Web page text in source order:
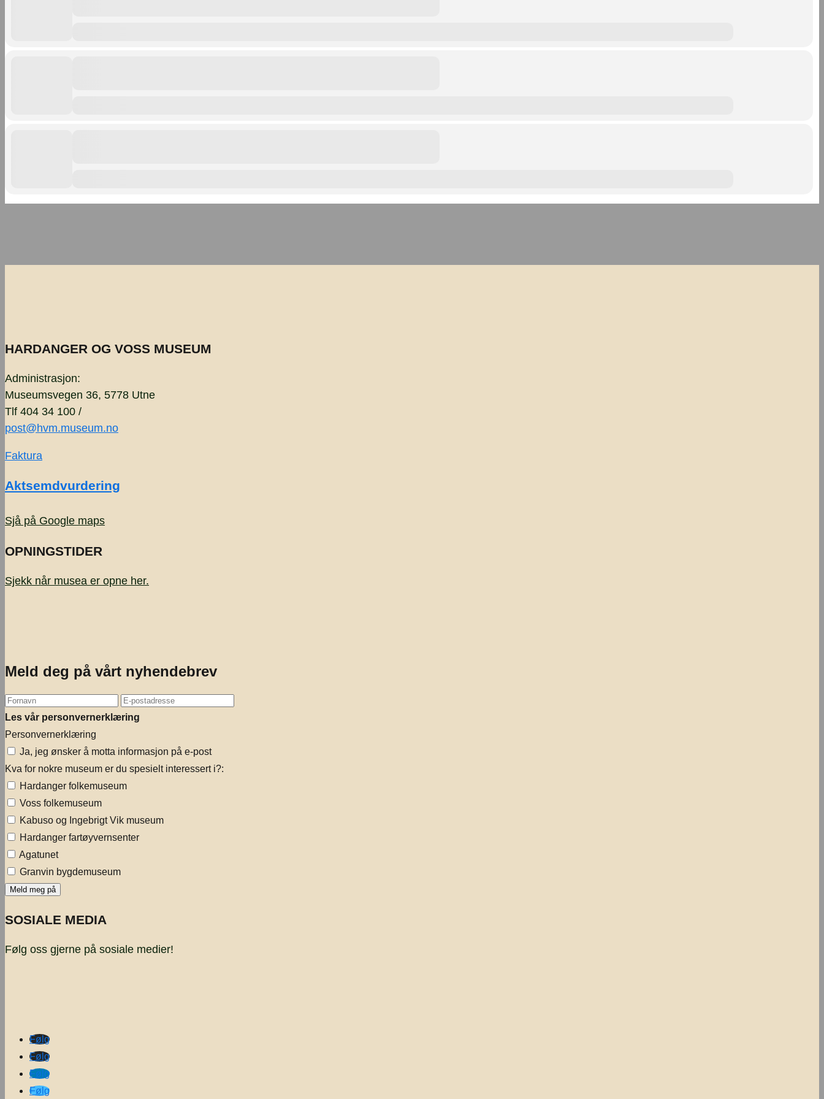
HARDANGER OG VOSS MUSEUM
Administrasjon:
Museumsvegen 36, 5778 Utne
Tlf 404 34 100 /
post@hvm.museum.no
Faktura
Aktsemdvurdering
Sjå på Google maps
OPNINGSTIDER
Sjekk når musea er opne her.
Meld deg på vårt nyhendebrev
Les vår personvernerklæring
Personvernerklæring
Ja, jeg ønsker å motta informasjon på e-post
Kva for nokre museum er du spesielt interessert i?:
Hardanger folkemuseum
Voss folkemuseum
Kabuso og Ingebrigt Vik museum
Hardanger fartøyvernsenter
Agatunet
Granvin bygdemuseum
SOSIALE MEDIA
Følg oss gjerne på sosiale medier!
Følg
Følg
Følg
Følg